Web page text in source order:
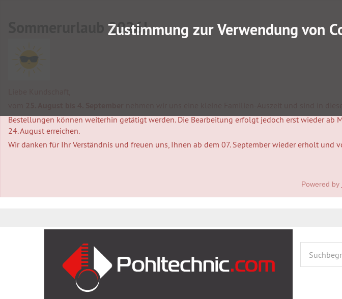
Sommerurlaub 2026!
nehmen wir uns eine kleine Familien-Auszeit und sind in
Bestellungen können weiterhin getätigt werden. Die Bearbeitung erfolgt jedoch erst wieder ab
24. August erreichen.
Wir danken für Ihr Verständnis und freuen uns, Ihnen ab dem 07. September wieder erholt und
Powered by
Zustimmung zur Verwendung von